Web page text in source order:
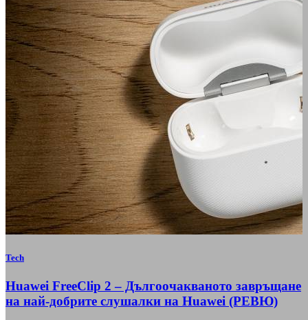
Tech
Huawei FreeClip 2 – Дългоочакваното завръщане
на най-добрите слушалки на Huawei (РЕВЮ)